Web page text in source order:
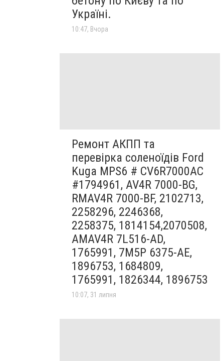
Україні.
10:47, Вчора
Ремонт АКПП та
перевірка соленоїдів Ford
Kuga MPS6 # CV6R7000AC
#1794961, AV4R 7000-BG,
RMAV4R 7000-BF, 2102713,
2258296, 2246368,
2258375, 1814154,2070508,
AMAV4R 7L516-AD,
1765991, 7M5P 6375-AE,
1896753, 1684809,
1765991, 1826344, 1896753
10:07, 31 липня